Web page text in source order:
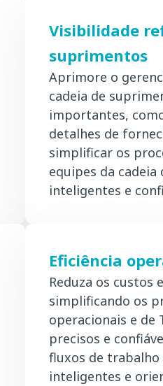
Visibilidade
suprimentos
Aprimore o
cadeia de
importantes,
detalhes de
simplificar os
equipes da
inteligentes e
Eficiência
Reduza os
simplificando os
operacionais e de
precisos e
fluxos de trabalho
inteligentes e